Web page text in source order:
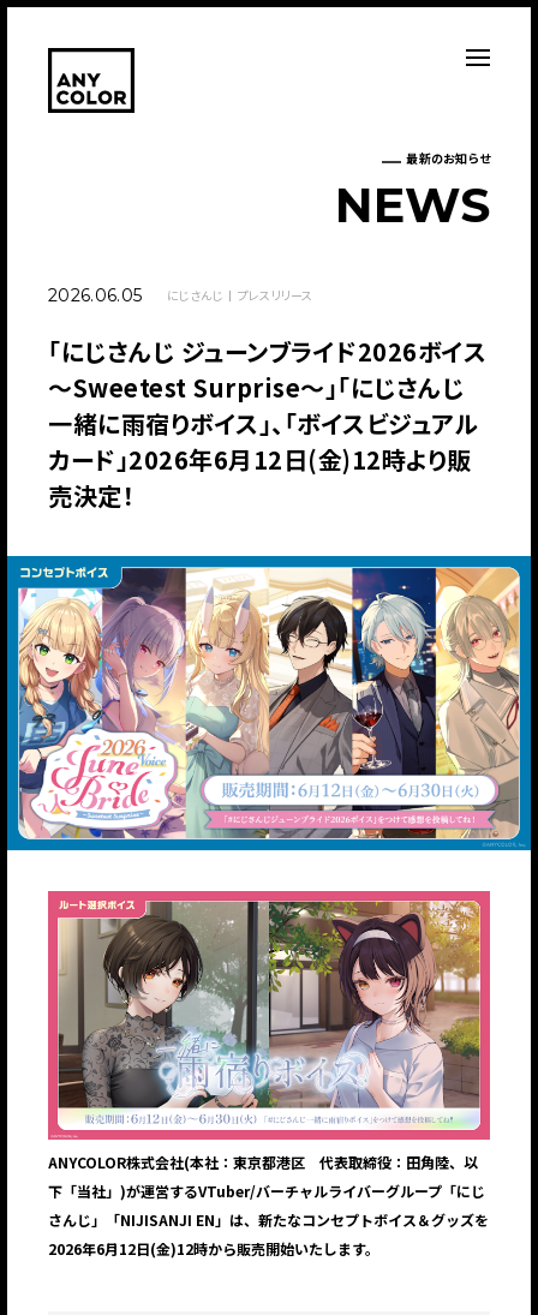
最新のお知らせ
NEWS
2026.06.05 にじさんじ プレスリリース
「にじさんじ ジューンブライド2026ボイス
～Sweetest Surprise～」「にじさんじ
一緒に雨宿りボイス」、「ボイスビジュアル
カード」2026年6月12日(金)12時より販
売決定！
ANYCOLOR株式会社(本社：東京都港区 代表取締役：田角陸、以
下「当社」)が運営するVTuber/バーチャルライバーグループ「にじ
さんじ」「NIJISANJI EN」は、新たなコンセプトボイス＆グッズを
2026年6月12日(金)12時から販売開始いたします。